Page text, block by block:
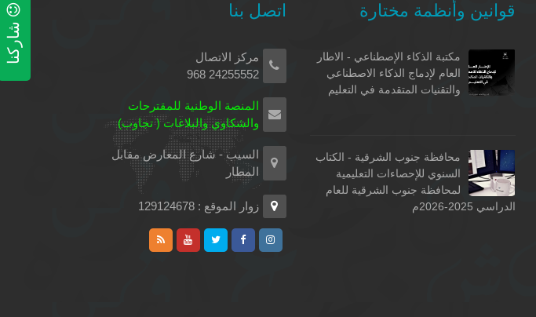
قوانين وأنظمة مختارة
مكتبة الذكاء الإصطناعي - الاطار
العام لإدماج الذكاء الاصطناعي
والتقنيات المتقدمة في التعليم
محافظة جنوب الشرقية - الكتاب
السنوي للإحصاءات التعليمية
لمحافظة جنوب الشرقية للعام
الدراسي 2025-2026م
اتصل بنا
مركز الاتصال
24255552 968
المنصة الوطنية للمقترحات
والشكاوي والبلاغات ( تجاوب)
السيب - شارع المعارض مقابل
المطار
زوار الموقع : 129124678
شاركنا